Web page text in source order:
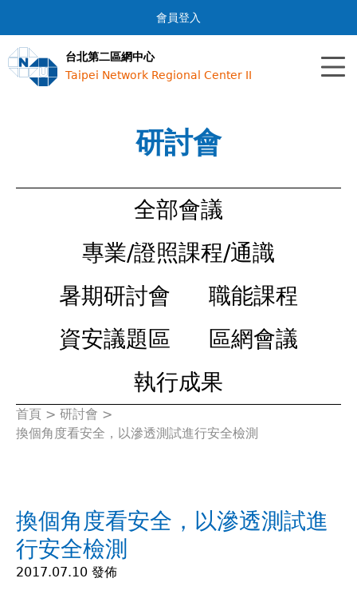
Jump to navigation
會員登入
台北第二區網中心
Taipei Network Regional Center II
研討會
全部會議
專業/證照課程/通識
暑期研討會
職能課程
資安議題區
區網會議
執行成果
您
裡
首頁 > 研討會 >
換個角度看安全，以滲透測試進行安全檢測
換個角度看安全，以滲透測試進
行安全檢測
2017.07.10 發佈